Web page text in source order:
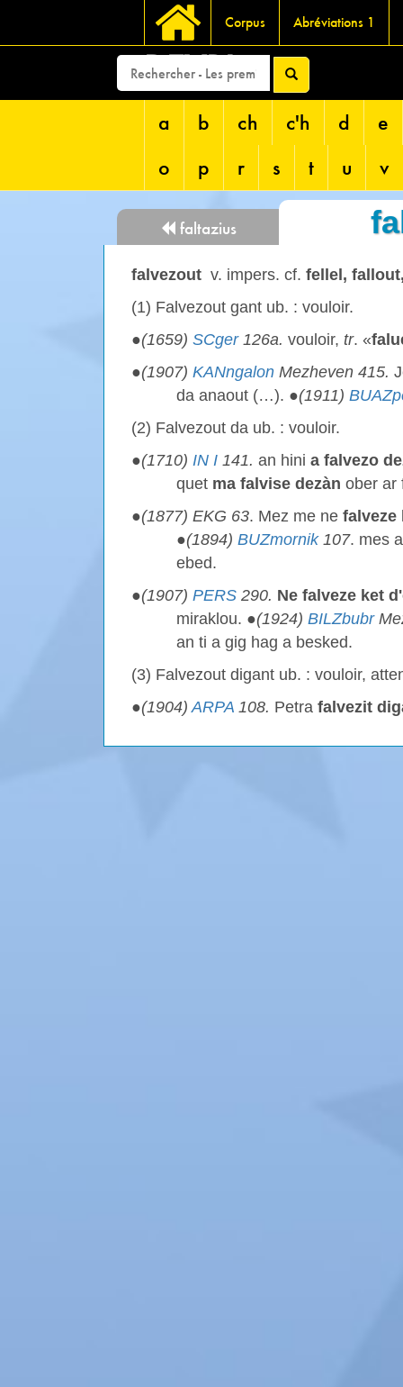
Corpus Abréviations 1
DEVRI
a b ch c'h d
e
o
p r s t u v
faltazius
falvezout v. impers. cf. fellel,
(1) Falvezout gant ub. : vouloir.
●(1659) SCger126a. vouloir, tr. «
●(1907) KANngalon Mezheven 415.
da anaout (…). ●(1911)
(2) Falvezout da ub. : vouloir.
●(1710) IN I 141. an hini a falvezo
quet ma falvise dezàn ober ar
●(1877) EKG 63. Mez me ne falveze
●(1894) BUZmornik107. mes
ebed.
●(1907) PERS 290. Ne falveze ket
miraklou. ●(1924) BILZbubr
an ti a gig hag a besked.
(3) Falvezout digant ub. : vouloir,
●(1904)ARPA 108. Petra falvezit